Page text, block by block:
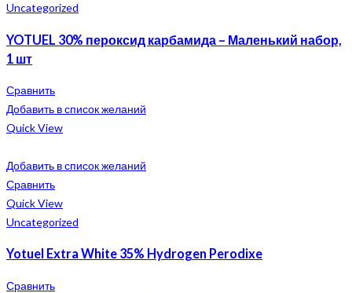
Uncategorized
YOTUEL 30% пероксид карбамида – Маленький набор,
1 шт
Сравнить
Добавить в список желаний
Quick View
Добавить в список желаний
Сравнить
Quick View
Uncategorized
Yotuel Extra White 35% Hydrogen Perodixe
Сравнить